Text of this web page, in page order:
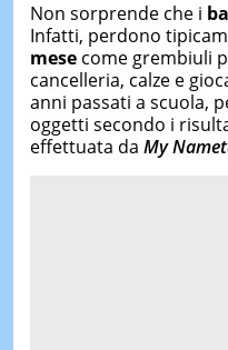
Non sorprende che i
Infatti, perdono
mesecome grembiuli
cancelleria, calze e
anni passati a scuola,
oggetti secondo i
effettuata da My